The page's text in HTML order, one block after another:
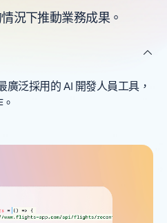
況下推動業務成果。
廣泛採用的 AI 開發人員工具，